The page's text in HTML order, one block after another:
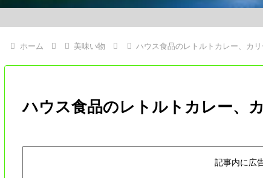
ホーム 美味い物 ハウス食品のレトルトカレー、カ
ハウス食品のレトルトカレー、
記事内に広